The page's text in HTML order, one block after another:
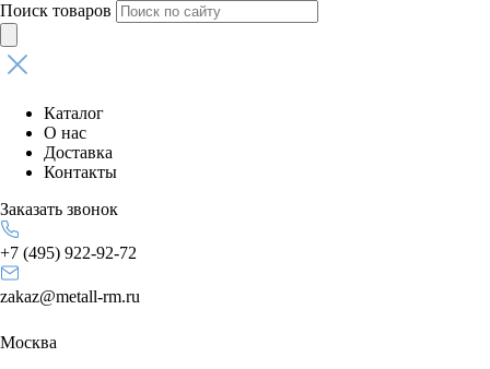
Поиск товаров
Каталог
О нас
Доставка
Контакты
Заказать звонок
+7 (495) 922-92-72
zakaz@metall-rm.ru
Москва